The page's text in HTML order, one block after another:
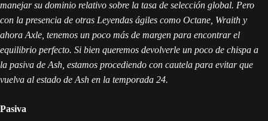
manejar su dominio relativo sobre la tasa de selección global. Pero
con la presencia de otras Leyendas ágiles como Octane, Wraith y
ahora Axle, tenemos un poco más de margen para encontrar el
equilibrio perfecto. Si bien queremos devolverle un poco de chispa a
la pasiva de Ash, estamos procediendo con cautela para evitar que
vuelva al estado de Ash en la temporada 24.
Pasiva